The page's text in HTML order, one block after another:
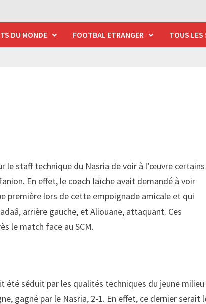
DU MONDE FOOTBAL ETRANGER TOUS LES
le staff technique du Nasria de voir à l’œuvre certains
En effet, le coach Iaïche avait demandé à voir
première lors de cette empoignade amicale et qui
arrière gauche, et Aliouane, attaquant. Ces
le match face au SCM.
été séduit par les qualités techniques du jeune milieu
gagné par le Nasria, 2-1. En effet, ce dernier serait